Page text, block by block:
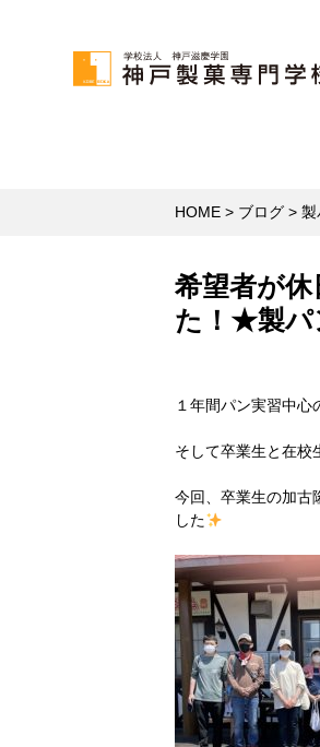
HOME > ブログ >製
希望者が
た！★製パ
１年間パン実習中心
そして卒業生と在校
今回、卒業生の加古
した